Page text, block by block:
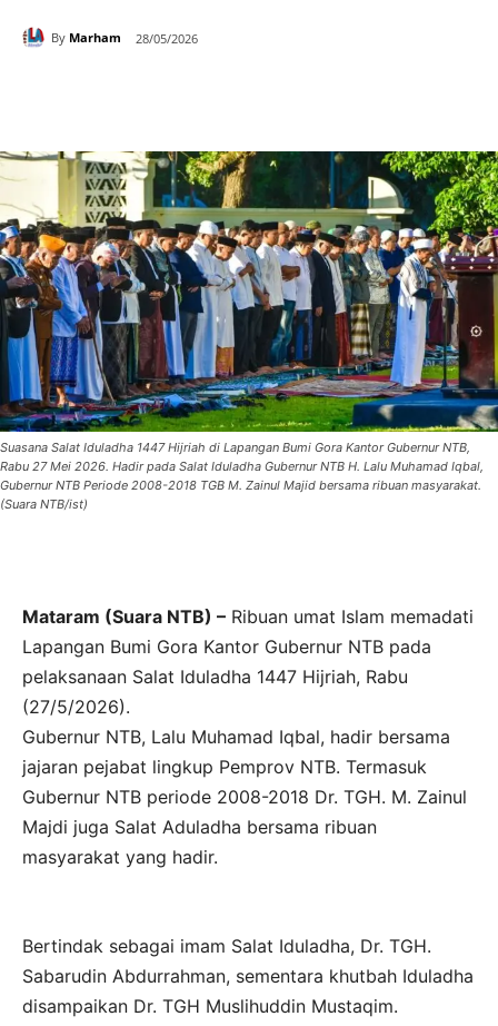
By Marham 28/05/2026
Suasana Salat Iduladha 1447 Hijriah di Lapangan Bumi Gora Kantor Gubernur NTB,
Rabu 27 Mei 2026. Hadir pada Salat Iduladha Gubernur NTB H. Lalu Muhamad Iqbal,
Gubernur NTB Periode 2008-2018 TGB M. Zainul Majid bersama ribuan masyarakat.
(Suara NTB/ist)
Mataram (Suara NTB) – Ribuan umat Islam memadati
Lapangan Bumi Gora Kantor Gubernur NTB pada
pelaksanaan Salat Iduladha 1447 Hijriah, Rabu
(27/5/2026).
Gubernur NTB, Lalu Muhamad Iqbal, hadir bersama
jajaran pejabat lingkup Pemprov NTB. Termasuk
Gubernur NTB periode 2008-2018 Dr. TGH. M. Zainul
Majdi juga Salat Aduladha bersama ribuan
masyarakat yang hadir.
Bertindak sebagai imam Salat Iduladha, Dr. TGH.
Sabarudin Abdurrahman, sementara khutbah Iduladha
disampaikan Dr. TGH Muslihuddin Mustaqim.